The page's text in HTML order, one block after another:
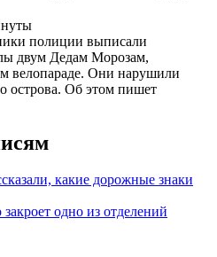
полиции выписали
двум Дедам Морозам,
велопараде. Они нарушили
острова. Об этом пишет
какие дорожные знаки
одно из отделений